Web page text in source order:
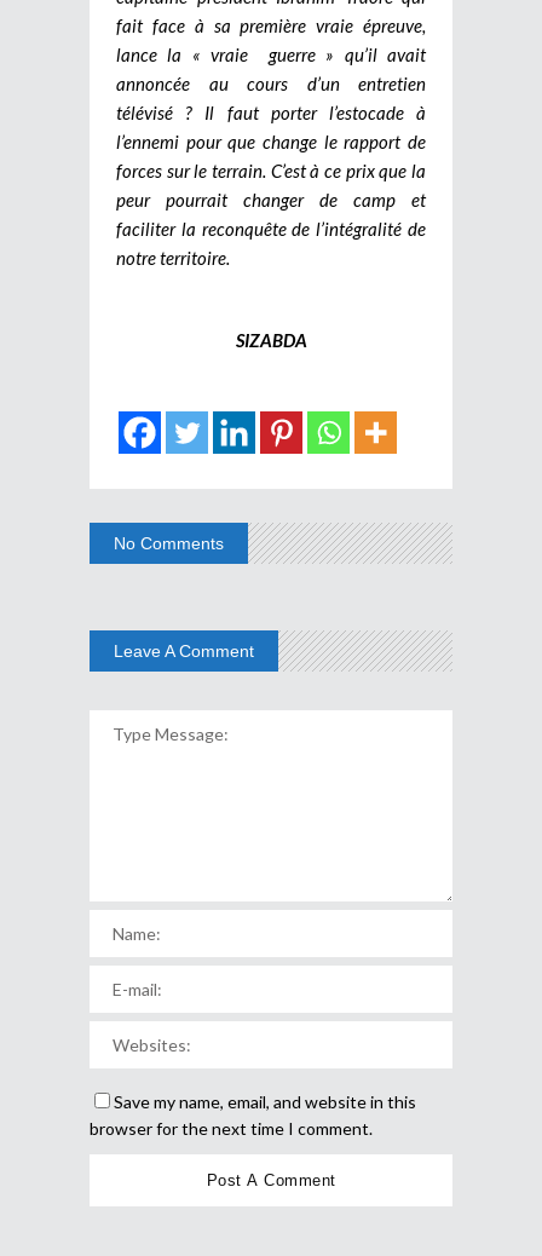
fait face à sa première vraie épreuve,
lance la « vraie guerre » qu’il avait
annoncée au cours d’un entretien
télévisé ? Il faut porter l’estocade à
l’ennemi pour que change le rapport de
forces sur le terrain. C’est à ce prix que la
peur pourrait changer de camp et
faciliter la reconquête de l’intégralité de
notre territoire.
SIZABDA
No Comments
Leave A Comment
Save my name, email, and website in this
browser for the next time I comment.